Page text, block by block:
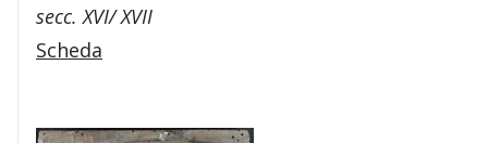
secc. XVI/ XVII
Scheda